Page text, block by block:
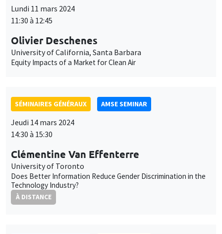
Lundi 11 mars 2024
11:30 à 12:45
Olivier Deschenes
University of California, Santa Barbara
Equity Impacts of a Market for Clean Air
SÉMINAIRES GÉNÉRAUX AMSE SEMINAR
Jeudi 14 mars 2024
14:30 à 15:30
Clémentine Van Effenterre
University of Toronto
Does Better Information Reduce Gender Discrimination in the
Technology Industry?
À DISTANCE
cookies